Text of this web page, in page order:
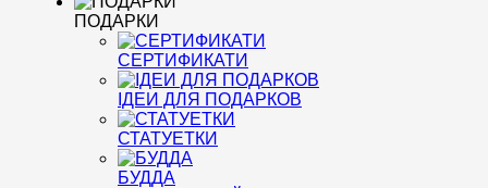
ПОДАРКИ
СЕРТИФИКАТИ
ІДЕИ ДЛЯ ПОДАРКОВ
СТАТУЕТКИ
БУДДА